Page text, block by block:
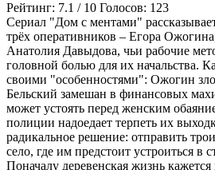
Рейтинг: 7.1 / 10 Голосов: 123
Сериал "Дом с ментами"
трёх оперативников – Егора
Анатолия Давыдова, чьи рабочие
головной болью для их начальства.
своими "особенностями": Ожогин
Бельский замешан в финансовых
может устоять перед женским
полиции надоедает терпеть их
радикальное решение: отправить
село, где им предстоит устроиться в
Поначалу деревенская жизнь